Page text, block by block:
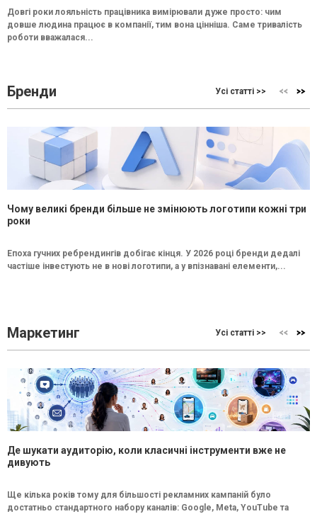
Довгі роки лояльність працівника вимірювали дуже просто: чим
довше людина працює в компанії, тим вона цінніша. Саме тривалість
роботи вважалася...
Бренди Усі статті >>
Чому великі бренди більше не змінюють логотипи кожні три
роки
Епоха гучних ребрендингів добігає кінця. У 2026 році бренди дедалі
частіше інвестують не в нові логотипи, а у впізнавані елементи,...
Маркетинг Усі статті >>
Де шукати аудиторію, коли класичні інструменти вже не
дивують
Ще кілька років тому для більшості рекламних кампаній було
достатньо стандартного набору каналів: Google, Meta, YouTube та